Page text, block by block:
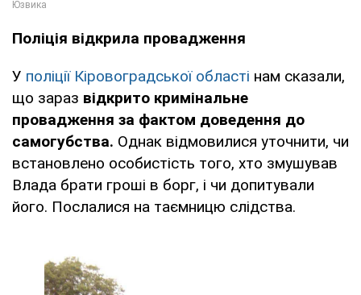
Поліція відкрила провадження
У поліції Кіровоградської області нам сказали,
що зараз відкрито кримінальне
провадження за фактом доведення до
самогубства. Однак відмовилися уточнити, чи
встановлено особистість того, хто змушував
Влада брати гроші в борг, і чи допитували
його. Послалися на таємницю слідства.